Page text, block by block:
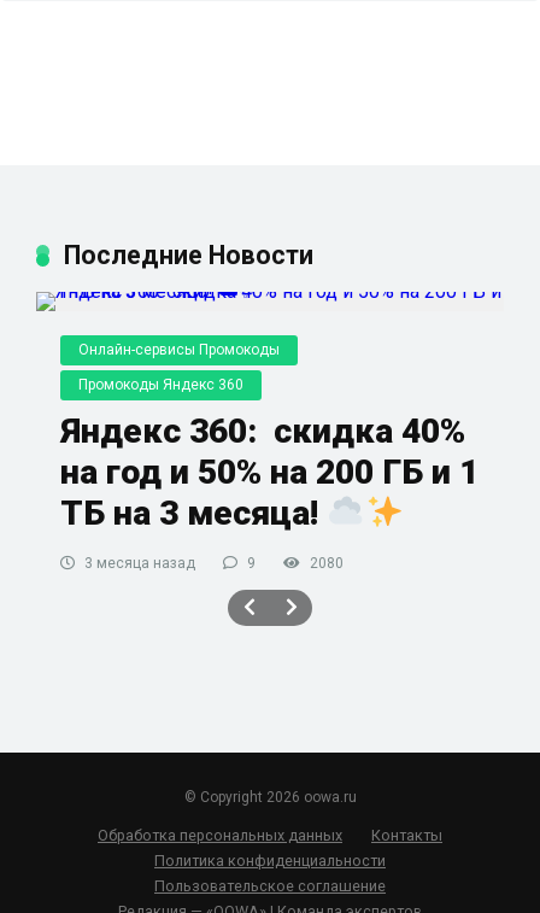
Последние Новости
Онлайн-сервисы Промокоды
Промокоды Яндекс 360
Яндекс 360: скидка 40%
на год и 50% на 200 ГБ и 1
ТБ на 3 месяца!
3 месяца назад 9 2080
© Copyright 2026 oowa.ru
Обработка персональных данных
Контакты
Политика конфиденциальности
Пользовательское соглашение